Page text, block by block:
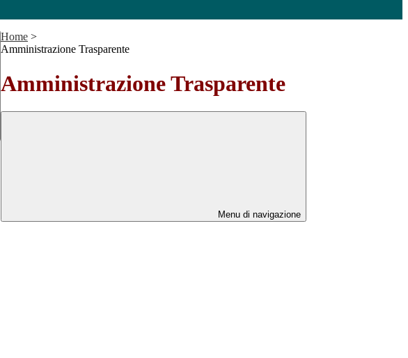
Home >
Amministrazione Trasparente
Amministrazione Trasparente
Menu di navigazione